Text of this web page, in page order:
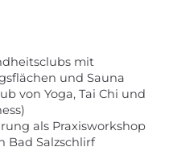
mit
und Sauna
von Yoga, Tai Chi und
als Praxisworkshop
Bad Salzschlirf